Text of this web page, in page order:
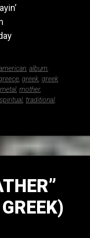
, album,
, greek, greek
metal, mother,
spiritual, traditional.